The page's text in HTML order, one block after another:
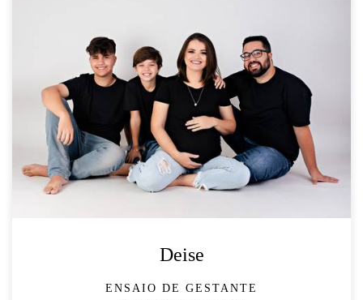
Deise
ENSAIO DE GESTANTE